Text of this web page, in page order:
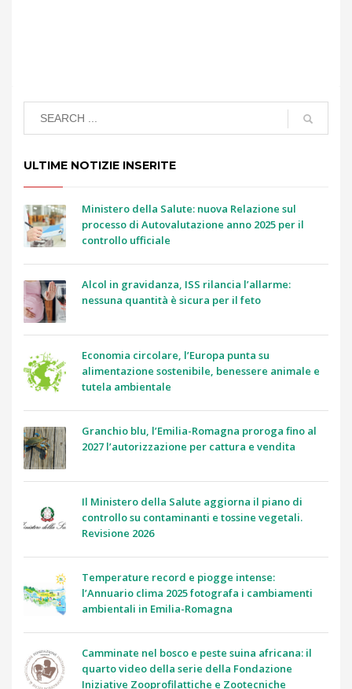
ULTIME NOTIZIE INSERITE
Ministero della Salute: nuova Relazione sul
processo di Autovalutazione anno 2025 per il
controllo ufficiale
Alcol in gravidanza, ISS rilancia l’allarme:
nessuna quantità è sicura per il feto
Economia circolare, l’Europa punta su
alimentazione sostenibile, benessere animale e
tutela ambientale
Granchio blu, l’Emilia-Romagna proroga fino al
2027 l’autorizzazione per cattura e vendita
Il Ministero della Salute aggiorna il piano di
controllo su contaminanti e tossine vegetali.
Revisione 2026
Temperature record e piogge intense:
l’Annuario clima 2025 fotografa i cambiamenti
ambientali in Emilia-Romagna
Camminate nel bosco e peste suina africana: il
quarto video della serie della Fondazione
Iniziative Zooprofilattiche e Zootecniche